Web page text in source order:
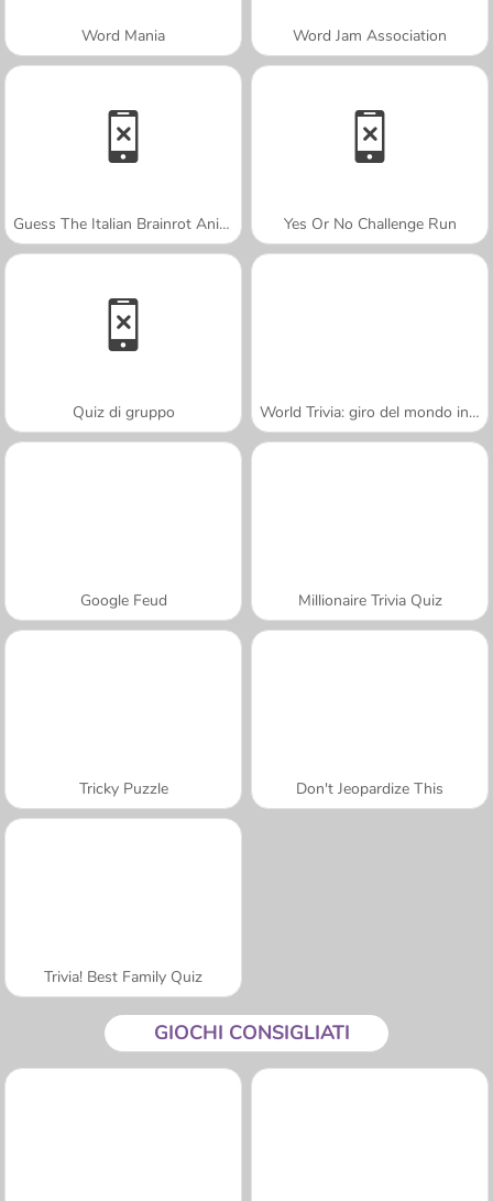
Word Mania Word Jam Association
Guess The Italian Brainrot Animals Yes Or No Challenge Run
Quiz di gruppo World Trivia: giro del mondo in un quiz
Google Feud Millionaire Trivia Quiz
Tricky Puzzle Don't Jeopardize This
Trivia! Best Family Quiz
GIOCHI CONSIGLIATI